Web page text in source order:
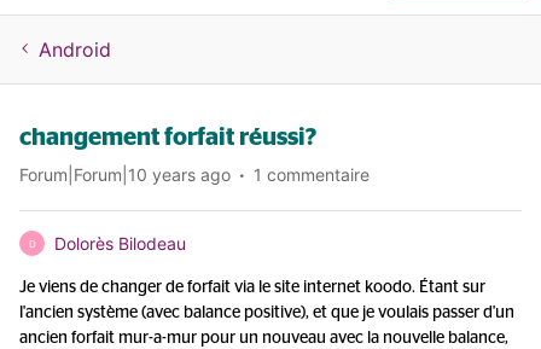
Android
changement forfait réussi?
Forum|Forum|10 years ago 1 commentaire
D Dolorès Bilodeau
Je viens de changer de forfait via le site internet koodo. Étant sur
l'ancien système (avec balance positive), et que je voulais passer d'un
ancien forfait mur-a-mur pour un nouveau avec la nouvelle balance,